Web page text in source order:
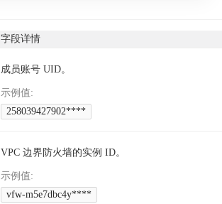
字段详情
成员账号 UID。
示例值:
258039427902****
VPC 边界防火墙的实例 ID。
示例值:
vfw-m5e7dbc4y****